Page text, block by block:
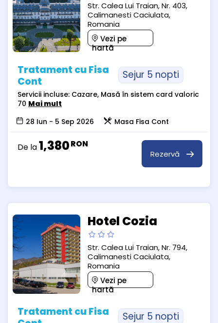
Str. Calea Lui Traian, Nr. 403,
Calimanesti Caciulata,
Romania
Vezi pe
hartă
Tratament cu Fisa
Cont
Sejur 5 nopti
Servicii incluse: Cazare, Masă în sistem card valoric
70 Mai mult
28 Iun - 5 Sep 2026
Masa Fisa Cont
De la1,380RON
Rezervă
Hotel Cozia
Str. Calea Lui Traian, Nr. 794,
Calimanesti Caciulata,
Romania
Vezi pe
hartă
Tratament cu Fisa
Sejur 5 nopti